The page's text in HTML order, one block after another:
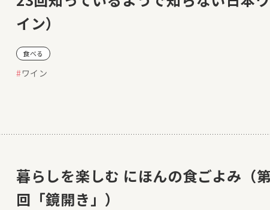
イン）
食べる
ワイン
暮らしを楽しむ にほんの食ごよみ（
回「鏡開き」）